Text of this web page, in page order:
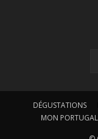
DÉGUSTATIONS
MON PORTUGAL